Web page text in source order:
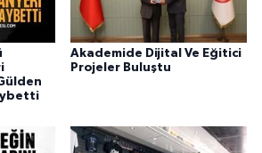
Akademide Dijital Ve Eğitici
Projeler Buluştu